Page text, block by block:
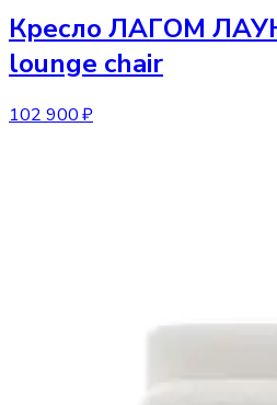
Кресло ЛАГОМ
lounge chair
102 900 ₽